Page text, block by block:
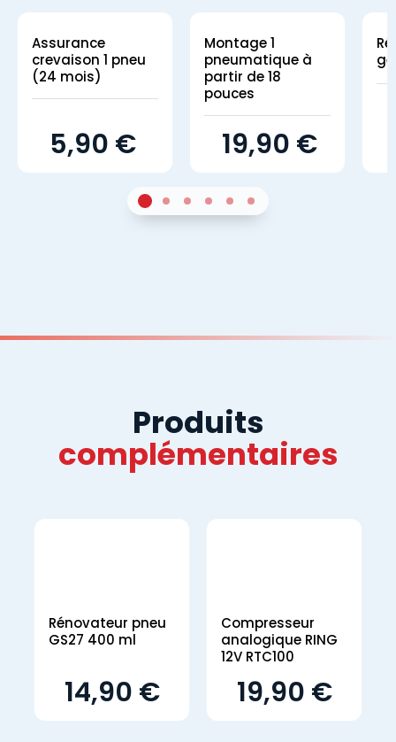
Assurance
crevaison 1 pneu
(24 mois)
5,90 €
Montage 1
pneumatique à
partir de 18
pouces
19,90 €
Sur 42Sur 43Sur 44Sur 45Sur 46Sur 4
Produits
complémentaires
Rénovateur pneu
GS27 400 ml
14,90 €
Compresseur
analogique RING
12V RTC100
19,90 €